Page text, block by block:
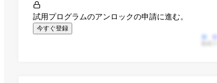
試用プログラムのアンロックの申請に進む。
今すぐ登録